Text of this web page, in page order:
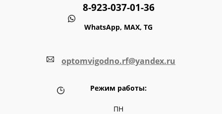
8-923-037-01-36
WhatsApp, MAX, TG
optomvigodno.rf@yandex.ru
Режим работы:
ПН